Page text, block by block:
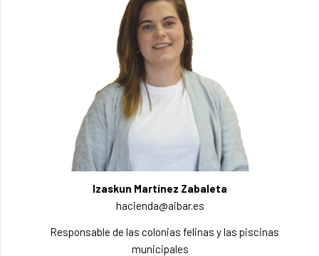
Izaskun Martínez Zabaleta
hacienda@aibar.es
Responsable de las colonias felinas y las piscinas
municipales